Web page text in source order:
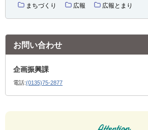
まちづくり
広報 広報とまり
お問い合わせ
企画振興課
電話:(0135)75-2877